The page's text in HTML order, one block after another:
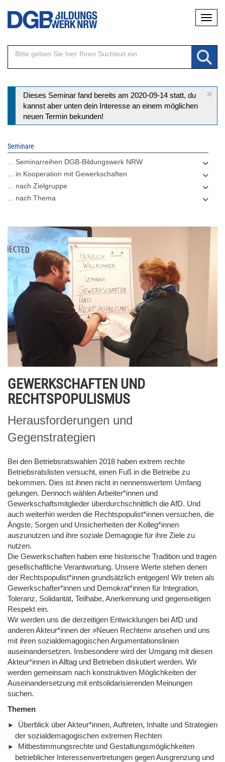
Direkt
Inhalt
×
Statusmeldung
Dieses Seminar fand bereits am 2020-09-14 statt, du
kannst aber unten dein Interesse an einem möglichen
neuen Termin bekunden!
Seminare
... Seminarreihen DGB-Bildungswerk NRW
... in Kooperation mit Gewerkschaften
... nach Zielgruppe
... nach Thema
GEWERKSCHAFTEN UND
RECHTSPOPULISMUS
Herausforderungen und
Gegenstrategien
Bei den Betriebsratswahlen 2018 haben extrem rechte
Betriebsratslisten versucht, einen Fuß in die Betriebe zu
bekommen. Dies ist ihnen nicht in nennenswertem Umfang
gelungen. Dennoch wählen Arbeiter*innen und
Gewerkschaftsmitglieder überdurchschnittlich die AfD. Und
auch weiterhin werden die Rechtspopulist*innen versuchen, die
Ängste, Sorgen und Unsicherheiten der Kolleg*innen
auszunutzen und ihre soziale Demagogie für ihre Ziele zu
nutzen.
Die Gewerkschaften haben eine historische Tradition und tragen
gesellschaftliche Verantwortung. Unsere Werte stehen denen
der Rechtspopulist*innen grundsätzlich entgegen! Wir treten als
Gewerkschafter*innen und Demokrat*innen für Integration,
Toleranz, Solidarität, Teilhabe, Anerkennung und gegenseitigen
Respekt ein.
Wir werden uns die derzeitigen Entwicklungen bei AfD und
anderen Akteur*innen der »Neuen Rechten« ansehen und uns
mit ihren sozialdemagogischen Argumentationslinien
auseinandersetzen. Insbesondere wird der Umgang mit diesen
Akteur*innen in Alltag und Betrieben diskutiert werden. Wir
werden gemeinsam nach konstruktiven Möglichkeiten der
Auseinandersetzung mit entsolidarisierenden Meinungen
suchen.
Themen
Überblick über Akteur*innen, Auftreten, Inhalte und Strategien
der sozialdemagogischen extremen Rechten
Mitbestimmungsrechte und Gestaltungsmöglichkeiten
betrieblicher Interessenvertretungen gegen Ausgrenzung und